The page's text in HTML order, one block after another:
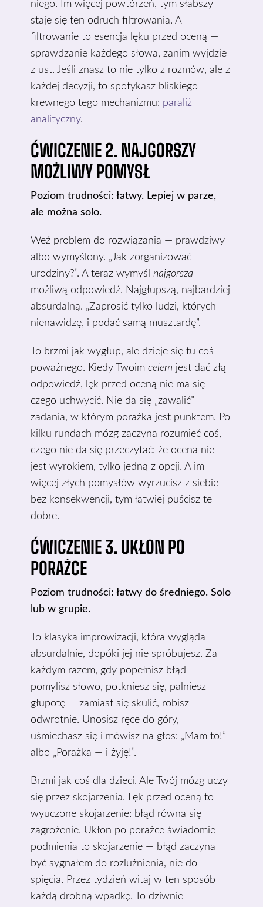
niego. Im więcej powtórzeń, tym słabszy
staje się ten odruch filtrowania. A
filtrowanie to esencja lęku przed oceną —
sprawdzanie każdego słowa, zanim wyjdzie
z ust. Jeśli znasz to nie tylko z rozmów, ale z
każdej decyzji, to spotykasz bliskiego
krewnego tego mechanizmu: paraliż
analityczny.
ĆWICZENIE 2. NAJGORSZY
MOŻLIWY POMYSŁ
Poziom trudności: łatwy. Lepiej w parze,
ale można solo.
Weź problem do rozwiązania — prawdziwy
albo wymyślony. „Jak zorganizować
urodziny?”. A teraz wymyślnajgorszą
możliwą odpowiedź. Najgłupszą, najbardziej
absurdalną. „Zaprosić tylko ludzi, których
nienawidzę, i podać samą musztardę”.
To brzmi jak wygłup, ale dzieje się tu coś
poważnego. Kiedy Twoimcelem jest dać złą
odpowiedź, lęk przed oceną nie ma się
czego uchwycić. Nie da się „zawalić”
zadania, w którym porażka jest punktem. Po
kilku rundach mózg zaczyna rozumieć coś,
czego nie da się przeczytać: że ocena nie
jest wyrokiem, tylko jedną z opcji. A im
więcej złych pomysłów wyrzucisz z siebie
bez konsekwencji, tym łatwiej puścisz te
dobre.
ĆWICZENIE 3. UKŁON PO
PORAŻCE
Poziom trudności: łatwy do średniego. Solo
lub w grupie.
To klasyka improwizacji, która wygląda
absurdalnie, dopóki jej nie spróbujesz. Za
każdym razem, gdy popełnisz błąd —
pomylisz słowo, potkniesz się, palniesz
głupotę — zamiast się skulić, robisz
odwrotnie. Unosisz ręce do góry,
uśmiechasz się i mówisz na głos: „Mam to!”
albo „Porażka — i żyję!”.
Brzmi jak coś dla dzieci. Ale Twój mózg uczy
się przez skojarzenia. Lęk przed oceną to
wyuczone skojarzenie: błąd równa się
zagrożenie. Ukłon po porażce świadomie
podmienia to skojarzenie — błąd zaczyna
być sygnałem do rozluźnienia, nie do
spięcia. Przez tydzień witaj w ten sposób
każdą drobną wpadkę. To dziwnie